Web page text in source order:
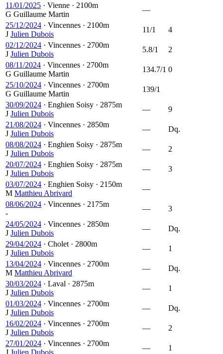
11/01/2025 · Vienne · 2100m
G Guillaume Martin
—
25/12/2024 · Vincennes · 2100m
J Julien Dubois
11/1
4
02/12/2024 · Vincennes · 2700m
J Julien Dubois
5.8/1
2
08/11/2024 · Vincennes · 2700m
G Guillaume Martin
134.7/1 0
25/10/2024 · Vincennes · 2700m
G Guillaume Martin
139/1
30/09/2024 · Enghien Soisy · 2875m
J Julien Dubois
—
9
21/08/2024 · Vincennes · 2850m
J Julien Dubois
—
Dq.
08/08/2024 · Enghien Soisy · 2875m
J Julien Dubois
—
2
20/07/2024 · Enghien Soisy · 2875m
J Julien Dubois
—
3
03/07/2024 · Enghien Soisy · 2150m
M Matthieu Abrivard
—
08/06/2024 · Vincennes · 2175m
-
—
3
24/05/2024 · Vincennes · 2850m
J Julien Dubois
—
Dq.
29/04/2024 · Cholet · 2800m
J Julien Dubois
—
1
13/04/2024 · Vincennes · 2700m
M Matthieu Abrivard
—
Dq.
30/03/2024 · Laval · 2875m
J Julien Dubois
—
1
01/03/2024 · Vincennes · 2700m
J Julien Dubois
—
Dq.
16/02/2024 · Vincennes · 2700m
J Julien Dubois
—
2
27/01/2024 · Vincennes · 2700m
J Julien Dubois
— 1